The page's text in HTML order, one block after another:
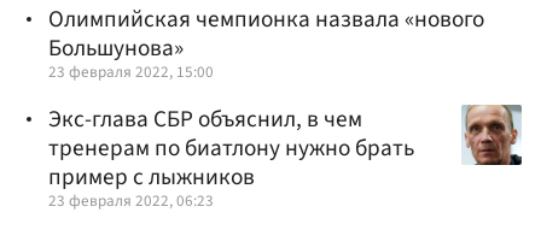
Олимпийская чемпионка назвала «нового
Большунова»
23 февраля 2022, 15:00
Экс-глава СБР объяснил, в чем
тренерам по биатлону нужно брать
пример с лыжников
23 февраля 2022, 06:23